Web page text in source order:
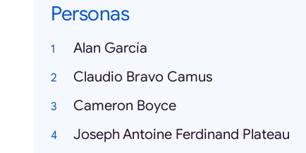
Personas
Alan García
Claudio Bravo Camus
Cameron Boyce
Joseph Antoine Ferdinand Plateau